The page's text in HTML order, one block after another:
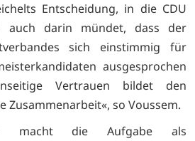
Entscheidung, in die CDU
auch darin mündet, dass der
sich einstimmig für
ausgesprochen
Vertrauen bildet den
Zusammenarbeit«, so Voussem.
macht die Aufgabe als